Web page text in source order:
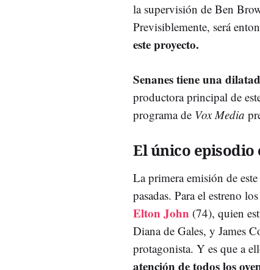
la supervisión de Ben
Previsiblemente, será
este proyecto.
Senanes tiene una
productora principal de
programa de Vox Media
El único
La primera emisión de
pasadas. Para el estreno
Elton John (74), quien
Diana de Gales, y James
protagonista. Y es que a
atención de todos los